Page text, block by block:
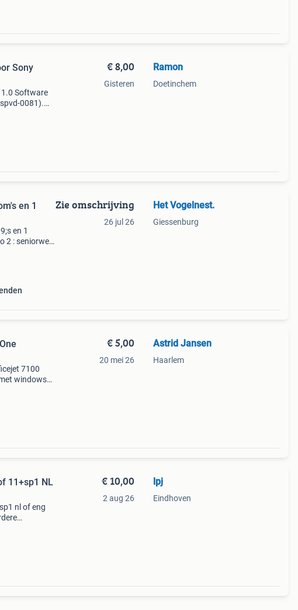
Sony
1.0 Software
0081).
€ 8,00
Gisteren
Ramon
Doetinchem
en 1
en 1
2 : seniorweb
Zie omschrijving
26 jul 26
Het Vogelnest.
Giessenburg
7100
windows
€ 5,00
20 mei 26
Astrid Jansen
Haarlem
11+sp1 NL
nl of eng
€ 10,00
2 aug 26
lpj
Eindhoven